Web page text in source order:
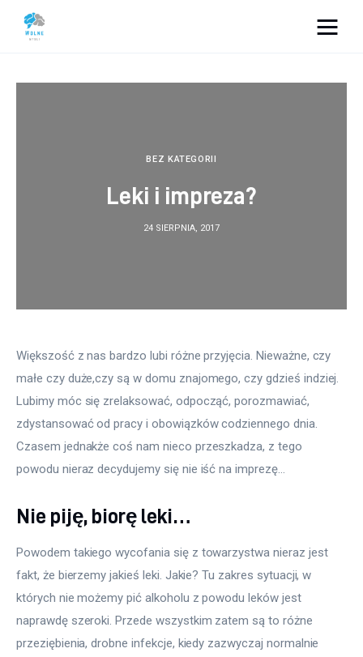
Dom i ogród
Więcej
BEZ KATEGORII
Leki i impreza?
24 SIERPNIA, 2017
Większość z nas bardzo lubi różne przyjęcia. Nieważne, czy
małe czy duże,czy są w domu znajomego, czy gdzieś indziej.
Lubimy móc się zrelaksować, odpocząć, porozmawiać,
zdystansować od pracy i obowiązków codziennego dnia.
Czasem jednakże coś nam nieco przeszkadza, z tego
powodu nieraz decydujemy się nie iść na imprezę…
Nie piję, biorę leki…
Powodem takiego wycofania się z towarzystwa nieraz jest
fakt, że bierzemy jakieś leki. Jakie? Tu zakres sytuacji, w
których nie możemy pić alkoholu z powodu leków jest
naprawdę szeroki. Przede wszystkim zatem są to różne
przeziębienia, drobne infekcje, kiedy zazwyczaj normalnie